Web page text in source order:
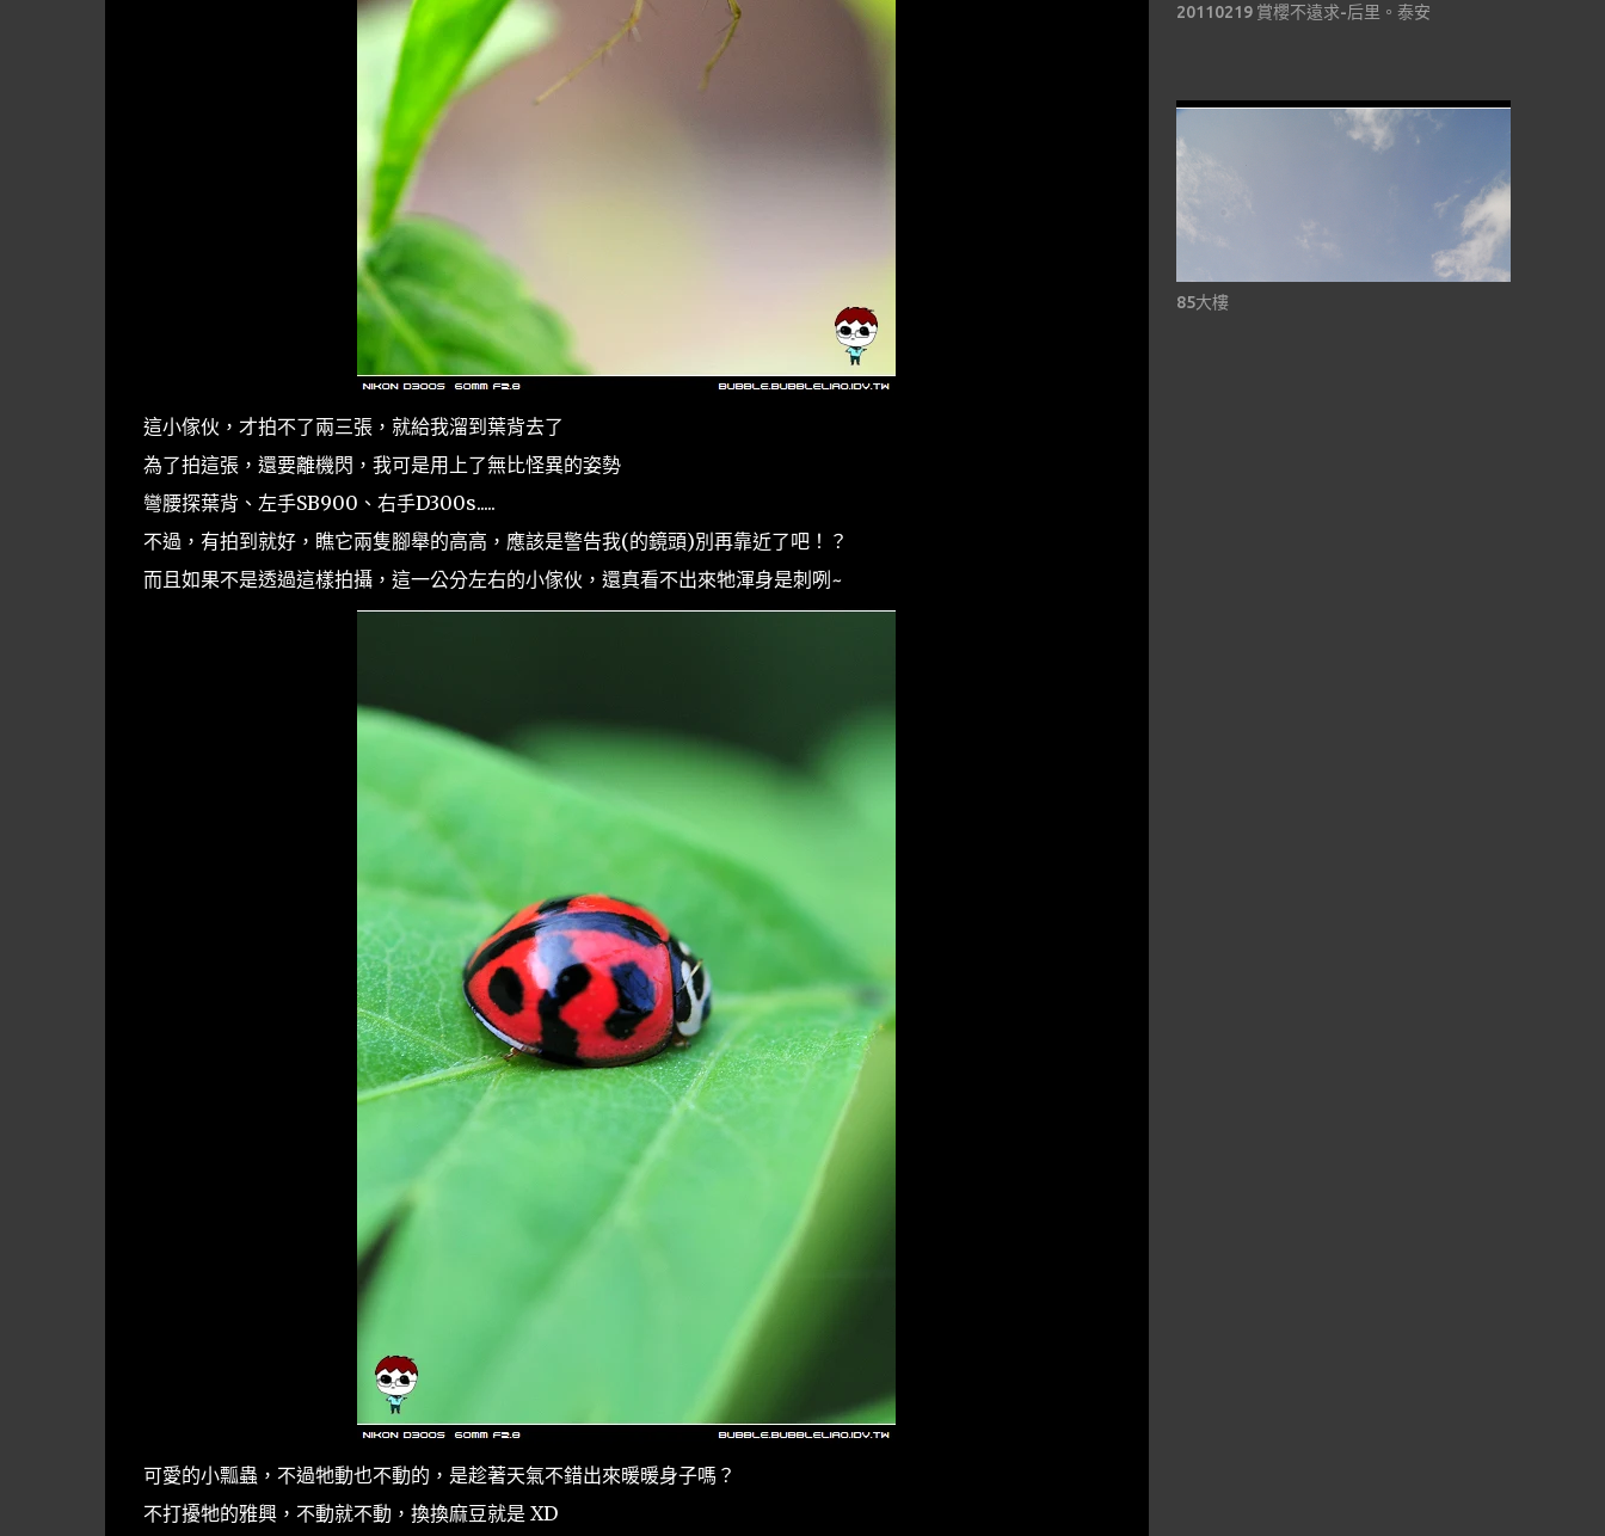
這小傢伙，才拍不了兩三張，就給我溜到葉背去了
為了拍這張，還要離機閃，我可是用上了無比怪異的姿勢
彎腰探葉背、左手SB900、右手D300s.....
不過，有拍到就好，瞧它兩隻腳舉的高高，應該是警告我(的鏡頭)別再靠近了吧！？
而且如果不是透過這樣拍攝，這一公分左右的小傢伙，還真看不出來牠渾身是刺咧~
可愛的小瓢蟲，不過牠動也不動的，是趁著天氣不錯出來暖暖身子嗎？
不打擾牠的雅興，不動就不動，換換麻豆就是 XD
20110219 賞櫻不遠求-后里。泰安
85大樓